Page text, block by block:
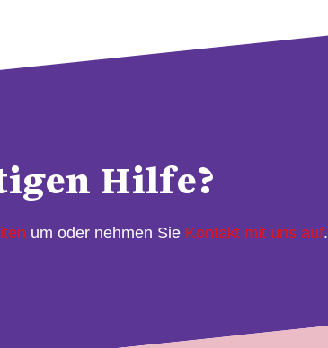
Hilfe?
um oder nehmen Sie Kontakt mit uns auf.